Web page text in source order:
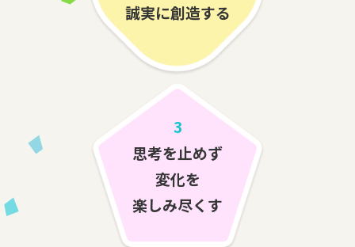
誠実に創造する
3
思考を止めず
変化を
楽しみ尽くす